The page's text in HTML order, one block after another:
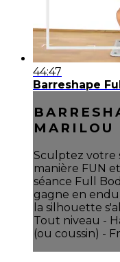
44:47
Barreshape
MARILOU
Sculptez votre
manière FUN
séance Full
gagne en
la silhouette
Tout niveau -
(ou coussin) -